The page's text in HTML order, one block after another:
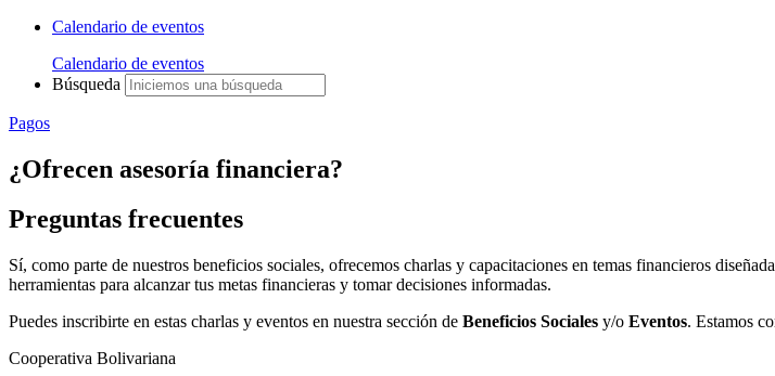
Calendario de eventos
Calendario de eventos
Búsqueda
Pagos
¿Ofrecen asesoría financiera?
Preguntas frecuentes
Sí, como parte de nuestros beneficios sociales, ofrecemos charlas y capacitaciones en temas financieros
herramientas para alcanzar tus metas financieras y tomar decisiones informadas.
Puedes inscribirte en estas charlas y eventos en nuestra sección de Beneficios Sociales y/o Eventos. Estamos
Cooperativa Bolivariana